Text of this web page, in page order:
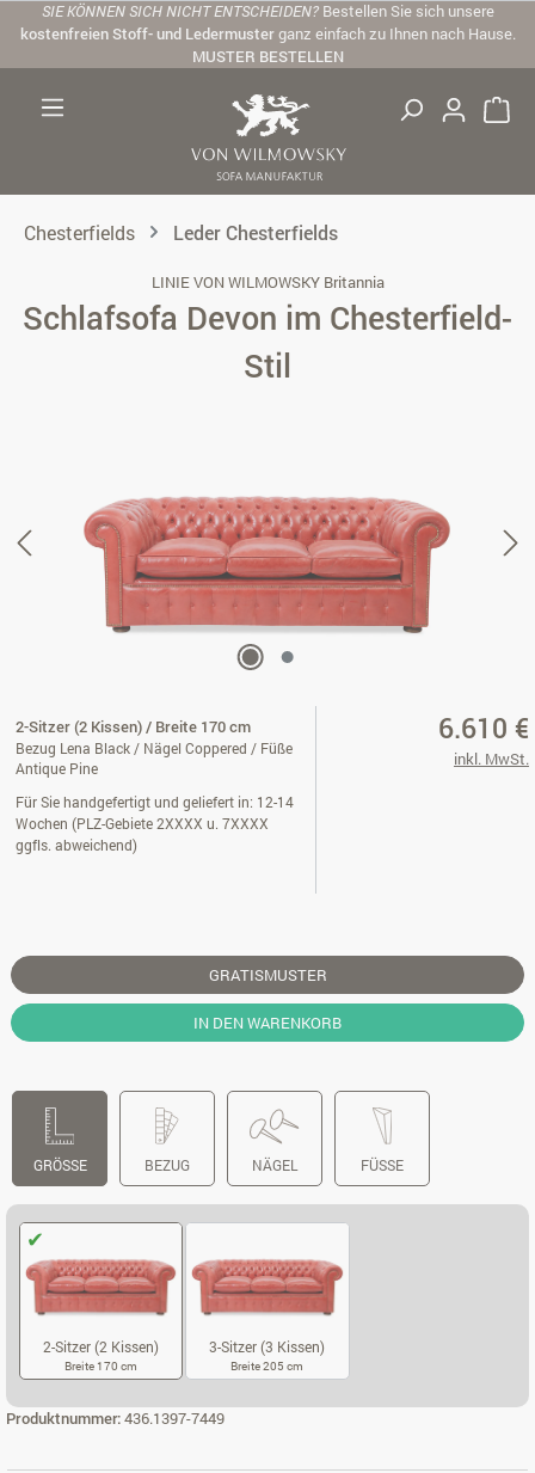
Zum Hauptinhalt springen
SIE KÖNNEN SICH NICHT ENTSCHEIDEN? Bestellen Sie sich unsere
kostenfreien Stoff- und Ledermusterganz einfach zu Ihnen nach Hause.
MUSTER BESTELLEN
Chesterfields Leder Chesterfields
LINIE VON WILMOWSKY Britannia
Schlafsofa Devon im Chesterfield-
Stil
2-Sitzer (2 Kissen) / Breite 170 cm
Bezug Lena Black / Nägel Coppered / Füße
Antique Pine
Für Sie handgefertigt und geliefert in: 12-14
Wochen (PLZ-Gebiete 2XXXX u. 7XXXX
ggfls. abweichend)
6.610 €
inkl. MwSt.
GRATISMUSTER
IN DEN WARENKORB
GRÖSSE BEZUG NÄGEL FÜSSE
2-Sitzer (2 Kissen)
Breite 170 cm
3-Sitzer (3 Kissen)
Breite 205 cm
Produktnummer:436.1397-7449